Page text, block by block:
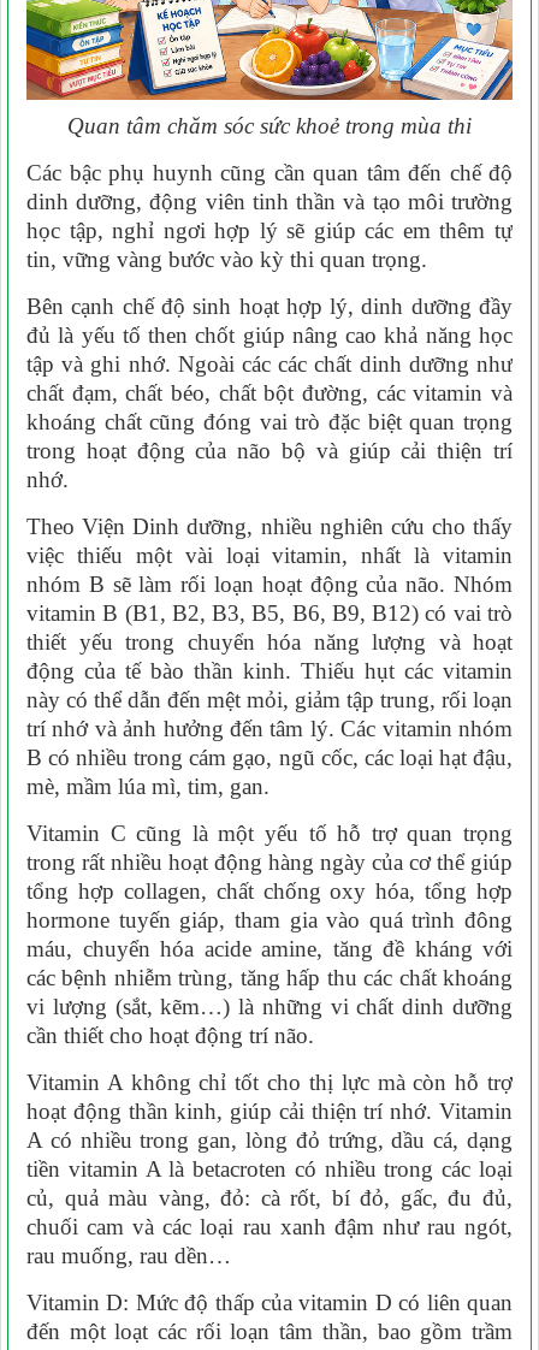
Quan tâm chăm sóc sức khoẻ trong mùa thi
Các bậc phụ huynh cũng cần quan tâm đến chế độ
dinh dưỡng, động viên tinh thần và tạo môi trường
học tập, nghỉ ngơi hợp lý sẽ giúp các em thêm tự
tin, vững vàng bước vào kỳ thi quan trọng.
Bên cạnh chế độ sinh hoạt hợp lý, dinh dưỡng đầy
đủ là yếu tố then chốt giúp nâng cao khả năng học
tập và ghi nhớ. Ngoài các các chất dinh dưỡng như
chất đạm, chất béo, chất bột đường, các vitamin và
khoáng chất cũng đóng vai trò đặc biệt quan trọng
trong hoạt động của não bộ và giúp cải thiện trí
nhớ.
Theo Viện Dinh dưỡng, nhiều nghiên cứu cho thấy
việc thiếu một vài loại vitamin, nhất là vitamin
nhóm B sẽ làm rối loạn hoạt động của não. Nhóm
vitamin B (B1, B2, B3, B5, B6, B9, B12) có vai trò
thiết yếu trong chuyển hóa năng lượng và hoạt
động của tế bào thần kinh. Thiếu hụt các vitamin
này có thể dẫn đến mệt mỏi, giảm tập trung, rối loạn
trí nhớ và ảnh hưởng đến tâm lý. Các vitamin nhóm
B có nhiều trong cám gạo, ngũ cốc, các loại hạt đậu,
mè, mầm lúa mì, tim, gan.
Vitamin C cũng là một yếu tố hỗ trợ quan trọng
trong rất nhiều hoạt động hàng ngày của cơ thể giúp
tổng hợp collagen, chất chống oxy hóa, tổng hợp
hormone tuyến giáp, tham gia vào quá trình đông
máu, chuyển hóa acide amine, tăng đề kháng với
các bệnh nhiễm trùng, tăng hấp thu các chất khoáng
vi lượng (sắt, kẽm…) là những vi chất dinh dưỡng
cần thiết cho hoạt động trí não.
Vitamin A không chỉ tốt cho thị lực mà còn hỗ trợ
hoạt động thần kinh, giúp cải thiện trí nhớ. Vitamin
A có nhiều trong gan, lòng đỏ trứng, dầu cá, dạng
tiền vitamin A là betacroten có nhiều trong các loại
củ, quả màu vàng, đỏ: cà rốt, bí đỏ, gấc, đu đủ,
chuối cam và các loại rau xanh đậm như rau ngót,
rau muống, rau dền…
Vitamin D: Mức độ thấp của vitamin D có liên quan
đến một loạt các rối loạn tâm thần, bao gồm trầm